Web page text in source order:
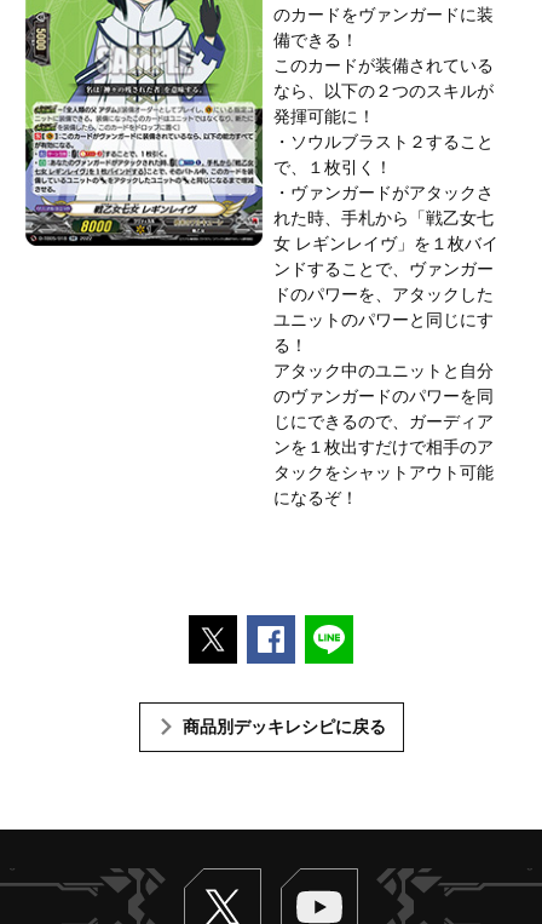
のカードをヴァンガードに装
備できる！
このカードが装備されている
なら、以下の２つのスキルが
発揮可能に！
・ソウルブラスト２すること
で、１枚引く！
・ヴァンガードがアタックさ
れた時、手札から「戦乙女七
女 レギンレイヴ」を１枚バイ
ンドすることで、ヴァンガー
ドのパワーを、アタックした
ユニットのパワーと同じにす
る！
アタック中のユニットと自分
のヴァンガードのパワーを同
じにできるので、ガーディア
ンを１枚出すだけで相手のア
タックをシャットアウト可能
になるぞ！
ポストするFacebookでシェアする
商品別デッキレシピに戻る
Twitter ヴァンガードch